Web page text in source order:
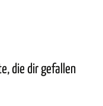
die dir gefallen